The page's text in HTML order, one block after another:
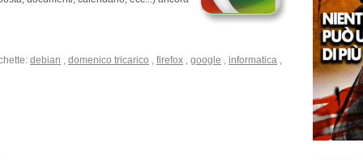
debian , domenico tricarico , firefox , google , informatica ,